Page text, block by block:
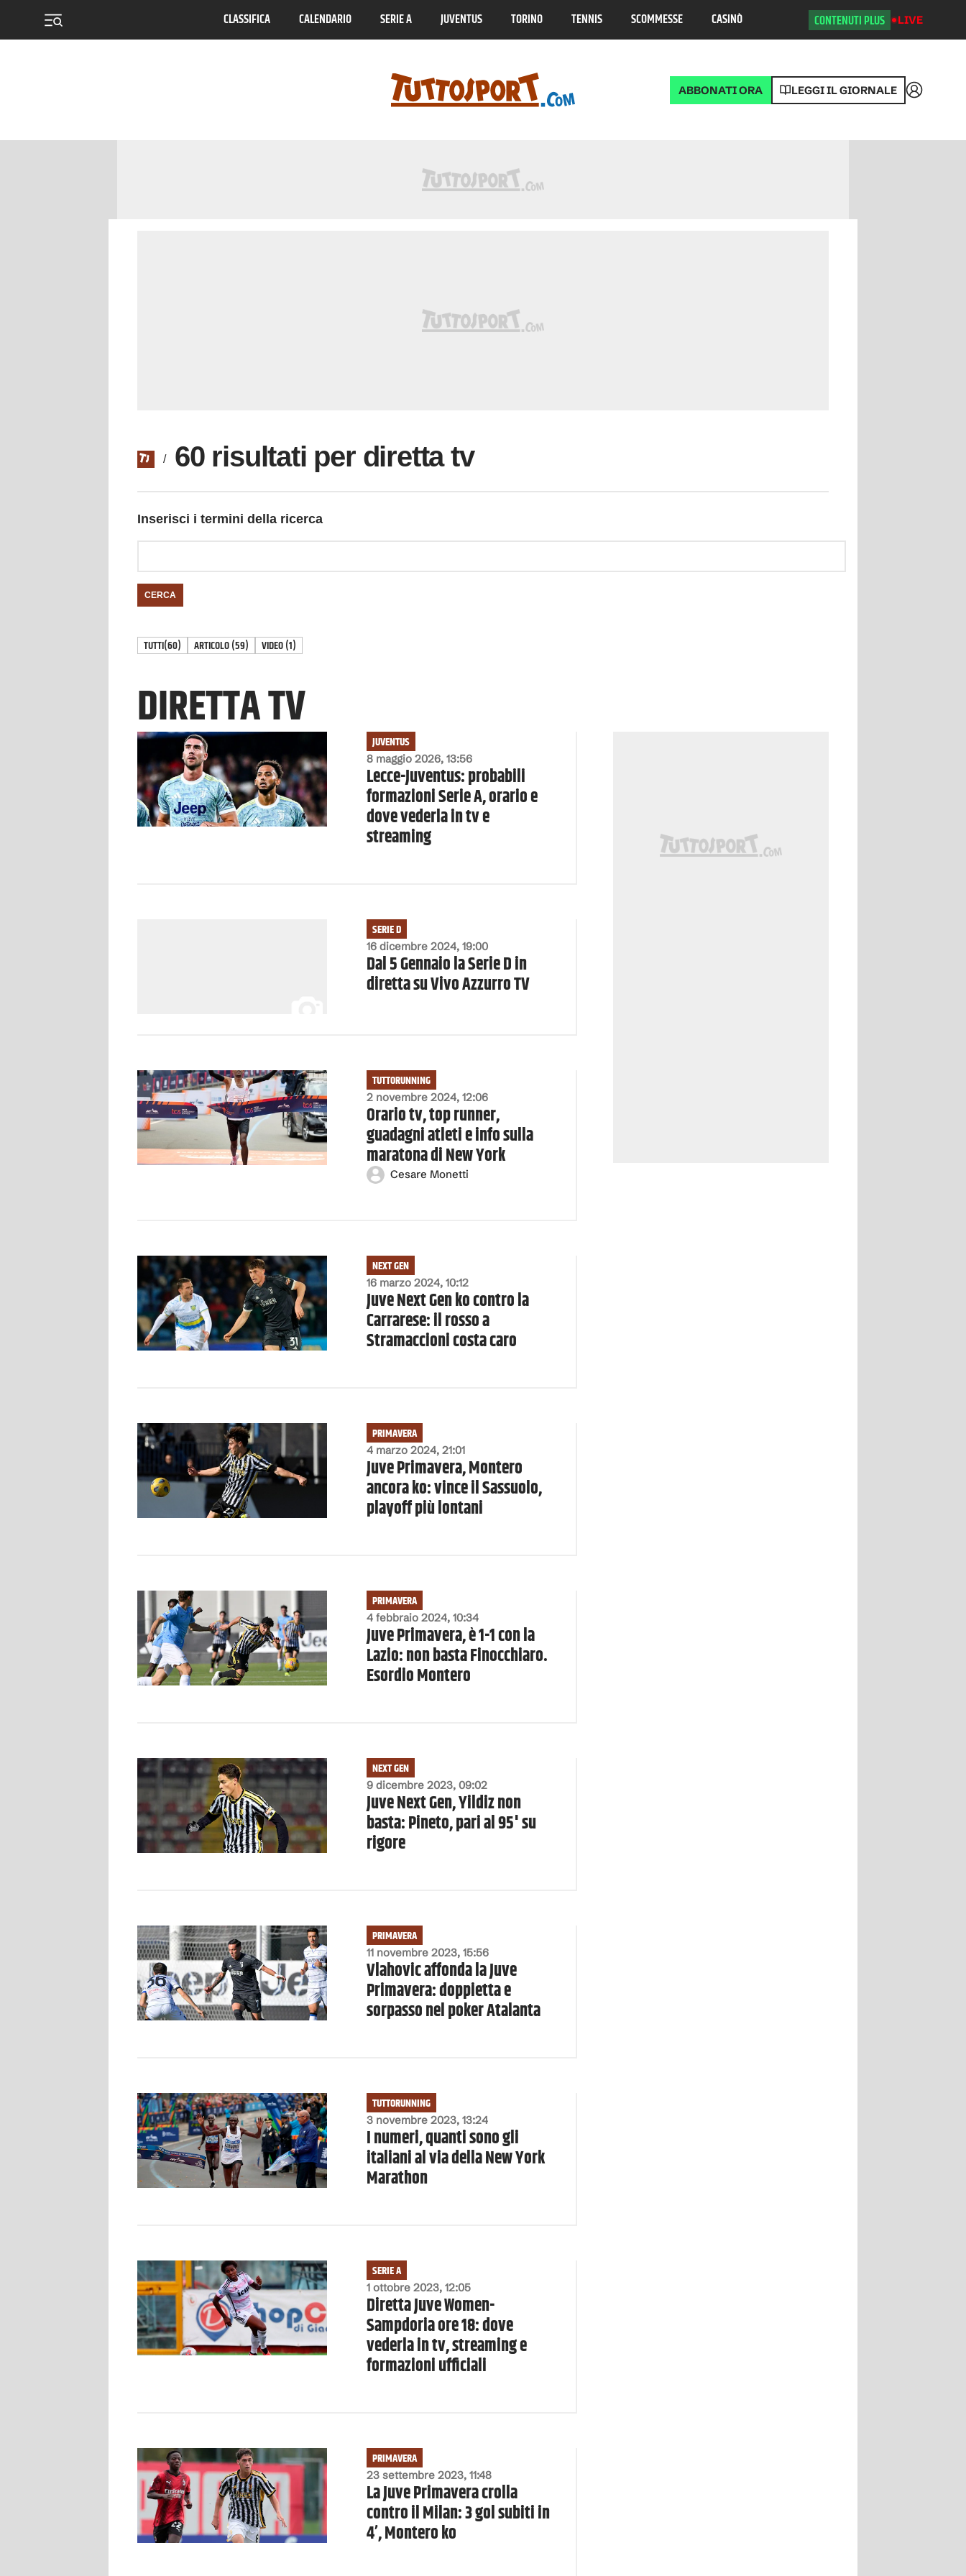
CLASSIFICA CALENDARIO SERIE A JUVENTUS TORINO TENNIS SCOMMESSE CASINÒ CONTENUTI PLUS LIVE
ABBONATI ORA LEGGI IL GIORNALE Accedi
/ 60 risultati per diretta tv
Inserisci i termini della ricerca
CERCA
TUTTI(60) ARTICOLO(59) VIDEO(1)
DIRETTA TV
8 maggio 2026, 13:56
JUVENTUS
Lecce-Juventus: probabili
formazioni Serie A, orario e
dove vederla in tv e
streaming
16 dicembre 2024, 19:00
SERIE D
Dal 5 Gennaio la Serie D in
diretta su Vivo Azzurro TV
2 novembre 2024, 12:06
TUTTORUNNING
Orario tv, top runner,
guadagni atleti e info sulla
maratona di New York
Cesare Monetti
16 marzo 2024, 10:12
NEXT GEN
Juve Next Gen ko contro la
Carrarese: il rosso a
Stramaccioni costa caro
4 marzo 2024, 21:01
PRIMAVERA
Juve Primavera, Montero
ancora ko: vince il Sassuolo,
playoff più lontani
4 febbraio 2024, 10:34
PRIMAVERA
Juve Primavera, è 1-1 con la
Lazio: non basta Finocchiaro.
Esordio Montero
9 dicembre 2023, 09:02
NEXT GEN
Juve Next Gen, Yildiz non
basta: Pineto, pari al 95' su
rigore
11 novembre 2023, 15:56
PRIMAVERA
Vlahovic affonda la Juve
Primavera: doppietta e
sorpasso nel poker Atalanta
3 novembre 2023, 13:24
TUTTORUNNING
I numeri, quanti sono gli
italiani al via della New York
Marathon
1 ottobre 2023, 12:05
SERIE A
Diretta Juve Women-
Sampdoria ore 18: dove
vederla in tv, streaming e
formazioni ufficiali
23 settembre 2023, 11:48
PRIMAVERA
La Juve Primavera crolla
contro il Milan: 3 gol subiti in
4’, Montero ko